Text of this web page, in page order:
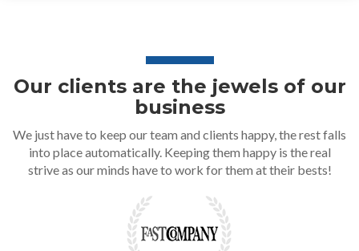
Our clients are the jewels of our
business
We just have to keep our team and clients happy, the rest falls
into place automatically. Keeping them happy is the real
strive as our minds have to work for them at their bests!